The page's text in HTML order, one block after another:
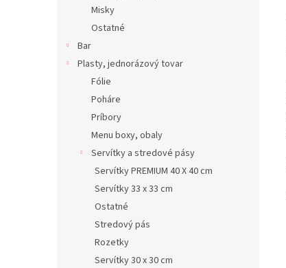
Misky
Ostatné
Bar
Plasty, jednorázový tovar
Fólie
Poháre
Príbory
Menu boxy, obaly
Servítky a stredové pásy
Servítky PREMIUM 40 X 40 cm
Servítky 33 x 33 cm
Ostatné
Stredový pás
Rozetky
Servítky 30 x 30 cm